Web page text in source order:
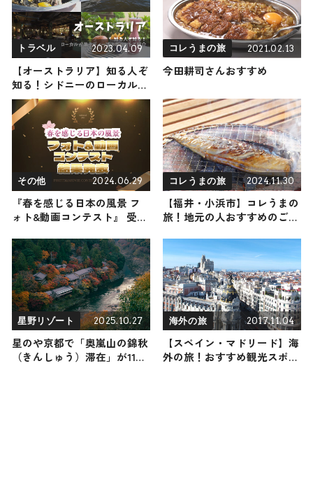
トラベル 2023.04.09
【オーストラリア】知る人ぞ
知る！シドニーのローカルが
集うディープスポットをご紹
介
コレうまの旅 2021.02.13
今田耕司さんおすすめ
その他 2024.06.29
『春を感じる日本の風景 フ
ォト&動画コンテスト』 受賞
コレうまの旅 2024.11.30
【福井・小浜市】コレうまの
旅！地元の人おすすめのご当
30日放送
星野リゾート 2025.10.27
星のや京都で「奥嵐山の錦秋
（きんしゅう）滞在」が11月
海外の旅 2017.11.04
【スペイン・マドリード】海
外の旅！おすすめ観光スポッ